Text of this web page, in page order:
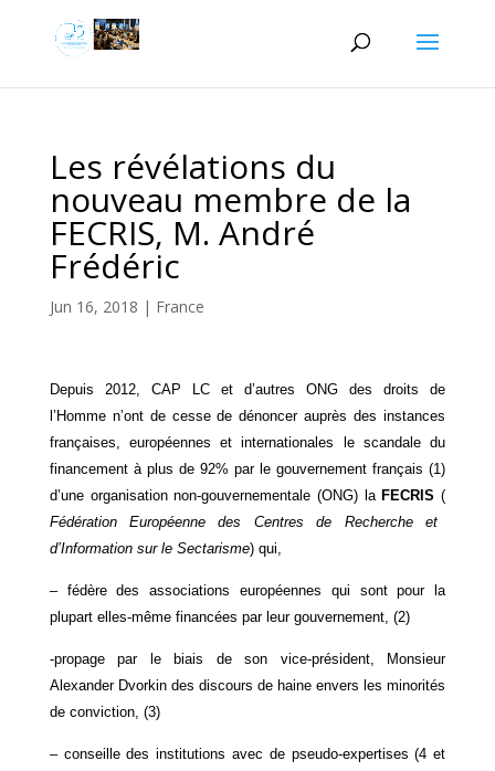
Les révélations du
nouveau membre de la
FECRIS, M. André
Frédéric
Jun 16, 2018 | France
Depuis 2012, CAP LC et d’autres ONG des droits de
l’Homme n’ont de cesse de dénoncer auprès des instances
françaises, européennes et internationales le scandale du
financement à plus de 92% par le gouvernement français (1)
d’une organisation non-gouvernementale (ONG) la FECRIS (
Fédération Européenne des Centres de Recherche et
d’Information sur le Sectarisme) qui,
– fédère des associations européennes qui sont pour la
plupart elles-même financées par leur gouvernement, (2)
-propage par le biais de son vice-président, Monsieur
Alexander Dvorkin des discours de haine envers les minorités
de conviction, (3)
– conseille des institutions avec de pseudo-expertises (4 et